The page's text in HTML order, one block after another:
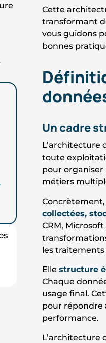
Cette
transformant
vous guidons
bonnes
Un cadre
L’architecture
toute
pour
métiers
collectées,
CRM,
les traitements
Elle structure
Chaque
usage final.
pour répondre
performance.
L’architecture